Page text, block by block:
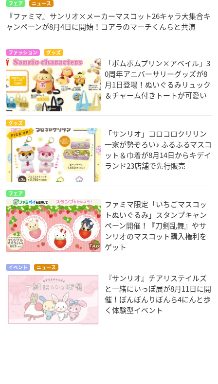
フェア ニュース
『ファミマ』サンリオ×メーカーマスコット26キャラ大集合キ
ャンペーンが8月4日に開始！コアラのマーチくんらと共演
ファッション グッズ
「ポムポムプリン×アベイル」3
0周年アニバーサリーグッズが8
月1日登場！ぬいぐるみリュック
＆チャーム付きトートが可愛い
グッズ
「サンリオ」コロコロクリリン
一家が勢ぞろい♪ ふるふるマスコ
ット＆巾着が8月14日からキデイ
ランド23店舗で先行販売
フェア
ファミマ限定「いちごマスコッ
トぬいぐるみ」スタンプキャン
ペーン開催！『刀剣乱舞』やサ
ンリオのマスコット購入権利を
ゲット
イベント ニュース
『サンリオ』チアリステイルズ
と一緒にいっぽ展が8月11日に開
催！ぼんぼんりぼんら4にんと歩
く体験型イベント